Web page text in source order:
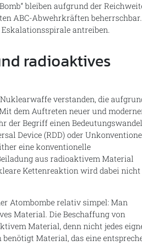
bleiben aufgrund der
ABC-Abwehrkräften
antreiben.
radioaktives
verstanden, die
dem Auftreten neuer und
der Begriff einen
Device (RDD) oder
eine konventionelle
aus radioaktivem Material
Kettenreaktion wird dabei nicht
Atombombe relativ simpel: Man
Material. Die Beschaffung von
Material, denn nicht jedes
Material, das eine